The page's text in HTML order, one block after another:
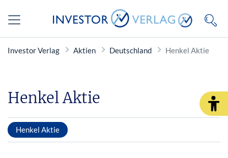
Investor Verlag Aktien Deutschland Henkel Aktie
Henkel Aktie
Henkel Aktie